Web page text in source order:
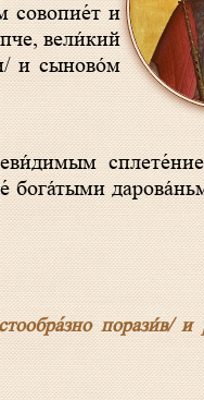
совопие́т и
вели́кий
и сыново́м
бога́тыми
порази́в/ и